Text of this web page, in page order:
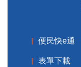
便民快e通
表單下載